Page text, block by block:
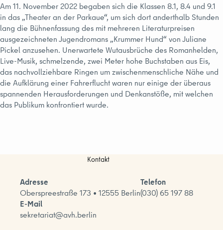
Am 11. November 2022 begaben sich die Klassen 8.1, 8.4 und 9.1
in das „Theater an der Parkaue“, um sich dort anderthalb Stunden
lang die Bühnenfassung des mit mehreren Literaturpreisen
ausgezeichneten Jugendromans „Krummer Hund“ von Juliane
Pickel anzusehen. Unerwartete Wutausbrüche des Romanhelden,
Live-Musik, schmelzende, zwei Meter hohe Buchstaben aus Eis,
das nachvollziehbare Ringen um zwischenmenschliche Nähe und
die Aufklärung einer Fahrerflucht waren nur einige der überaus
spannenden Herausforderungen und Denkanstöße, mit welchen
das Publikum konfrontiert wurde.
Kontakt
Adresse
Oberspreestraße 173 • 12555 Berlin
Telefon
(030) 65 197 88
E-Mail
sekretariat@avh.berlin